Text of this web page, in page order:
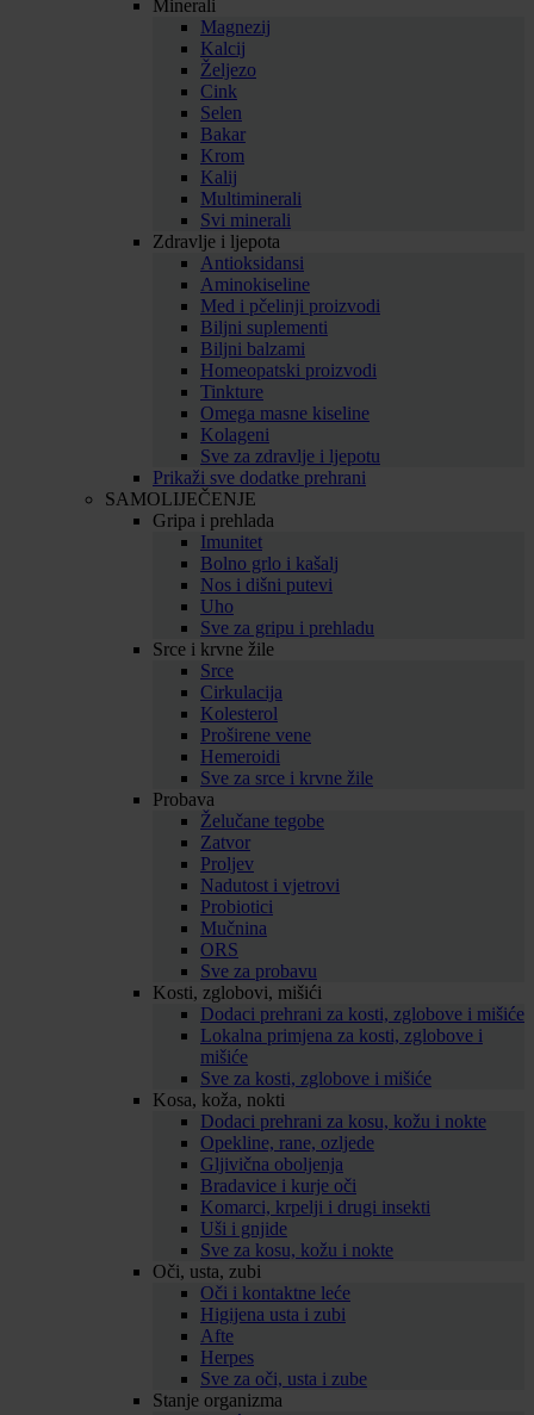
Minerali
Magnezij
Kalcij
Željezo
Cink
Selen
Bakar
Krom
Kalij
Multiminerali
Svi minerali
Zdravlje i ljepota
Antioksidansi
Aminokiseline
Med i pčelinji proizvodi
Biljni suplementi
Biljni balzami
Homeopatski proizvodi
Tinkture
Omega masne kiseline
Kolageni
Sve za zdravlje i ljepotu
Prikaži sve dodatke prehrani
SAMOLIJEČENJE
Gripa i prehlada
Imunitet
Bolno grlo i kašalj
Nos i dišni putevi
Uho
Sve za gripu i prehladu
Srce i krvne žile
Srce
Cirkulacija
Kolesterol
Proširene vene
Hemeroidi
Sve za srce i krvne žile
Probava
Želučane tegobe
Zatvor
Proljev
Nadutost i vjetrovi
Probiotici
Mučnina
ORS
Sve za probavu
Kosti, zglobovi, mišići
Dodaci prehrani za kosti, zglobove i mišiće
Lokalna primjena za kosti, zglobove i
mišiće
Sve za kosti, zglobove i mišiće
Kosa, koža, nokti
Dodaci prehrani za kosu, kožu i nokte
Opekline, rane, ozljede
Gljivična oboljenja
Bradavice i kurje oči
Komarci, krpelji i drugi insekti
Uši i gnjide
Sve za kosu, kožu i nokte
Oči, usta, zubi
Oči i kontaktne leće
Higijena usta i zubi
Afte
Herpes
Sve za oči, usta i zube
Stanje organizma